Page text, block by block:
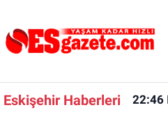
Eskişehir Haberleri 22:46
Nöbetçi Eczaneler